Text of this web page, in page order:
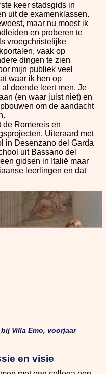
keer stadsgids in
uit de examenklassen.
maar nu moest ik
en proberen te
vroegchristelijke
vaak op
dingen te zien
mijn publiek veel
waar ik hen op
doende leert men. Je
(en waar juist niet) en
om de aandacht
de Romereis en
Uiteraard met
in Desenzano del Garda
uit Bassano del
gidsen in Italië maar
leerlingen en dat
Villa Emo, voorjaar
en visie